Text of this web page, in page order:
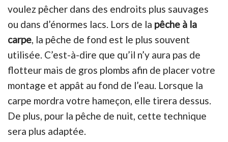
voulez pêcher dans des endroits plus sauvages
ou dans d’énormes lacs. Lors de la pêche à la
carpe, la pêche de fond est le plus souvent
utilisée. C’est-à-dire que qu’il n’y aura pas de
flotteur mais de gros plombs afin de placer votre
montage et appât au fond de l’eau. Lorsque la
carpe mordra votre hameçon, elle tirera dessus.
De plus, pour la pêche de nuit, cette technique
sera plus adaptée.